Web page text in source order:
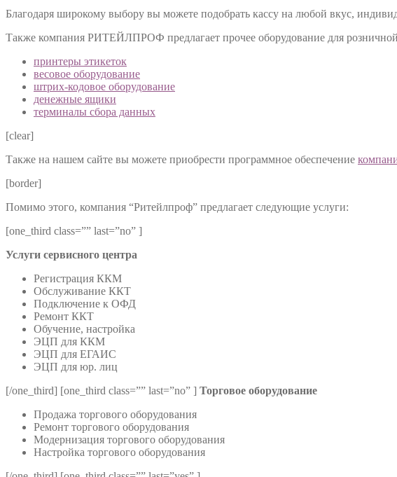
Благодаря широкому выбору вы можете подобрать кассу на любой вкус,
Также компания РИТЕЙЛПРОФ предлагает прочее оборудование для розничной
принтеры этикеток
весовое оборудование
штрих-кодовое оборудование
денежные ящики
терминалы сбора данных
[clear]
Также на нашем сайте вы можете приобрести программное обеспечение
[border]
Помимо этого, компания “Ритейлпроф” предлагает следующие услуги:
[one_third class=”” last=”no” ]
Услуги сервисного центра
Регистрация ККМ
Обслуживание ККТ
Подключение к ОФД
Ремонт ККТ
Обучение, настройка
ЭЦП для ККМ
ЭЦП для ЕГАИС
ЭЦП для юр. лиц
[/one_third] [one_third class=”” last=”no” ] Торговое оборудование
Продажа торгового оборудования
Ремонт торгового оборудования
Модернизация торгового оборудования
Настройка торгового оборудования